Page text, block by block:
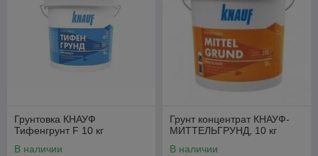
Грунтовка КНАУФ
Тифенгрунт F 10 кг
В наличии
Грунт концентрат КНАУФ-
МИТТЕЛЬГРУНД, 10 кг
В наличии